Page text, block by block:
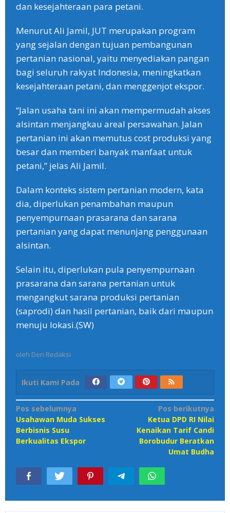
dan kesejahteraan para petani.
Menurut Ali Jamil, JUT merupakan program
yang sejalan dengan tujuan pembangunan
pertanian nasional, yaitu menyediakan pangan
bagi seluruh rakyat Indonesia, meningkatkan
kesejahteraan petani, dan menggenjot ekspor.
“Jalan usaha tani ini akan mempermudah akses
alsintan menjangkau areal persawahan. Jalan
pertanian ini akan memutus cost produksi yang
besar dan memberi banyak manfaat untuk
petani,” jelas Ali Jamil.
Dalam konteks sistem pertanian modern, kata
dia, diperlukan penambahan maupun
penyempurnaan prasarana dan sarana
pertanian yang dapat menunjang penggunaan
alsintan.
Selain itu, diperlukan pula penyempurnaan
prasarana dan sarana pertanian untuk
mengangkut sarana produksi pertanian
(saprodi) dan hasil pertanian, baik dari maupun
menuju lokasi.(SW)
oleh Den Redaksi
Ikuti Kami Pada
Navigasi
pos
Pos sebelumnya
Usahawan Muda Sukses
Berbisnis Susu
Berkualitas Ekspor
Pos berikutnya
Ketua DPD RI Nilai
Kenaikan Tarif Candi
Borobudur Beratkan
Umat Budha